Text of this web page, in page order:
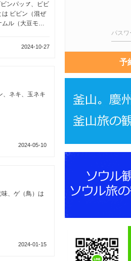
べれる冷麺はこれ、、、リョ
若菜が主な材料
韓国伝統
先の一箇
におやつ
、ネキ、玉ネキ
2024-05-10
、ゲ（鳥）は
2024-01-15
パスワ
予